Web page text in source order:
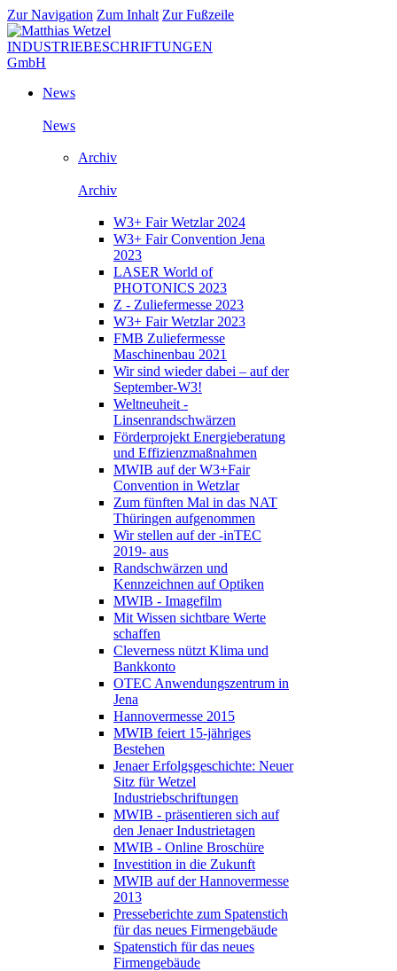
Zur Navigation Zum Inhalt Zur Fußzeile
News
News
Archiv
Archiv
W3+ Fair Wetzlar 2024
W3+ Fair Convention Jena
2023
LASER World of
PHOTONICS 2023
Z - Zuliefermesse 2023
W3+ Fair Wetzlar 2023
FMB Zuliefermesse
Maschinenbau 2021
Wir sind wieder dabei – auf der
September-W3!
Weltneuheit -
Linsenrandschwärzen
Förderprojekt Energieberatung
und Effizienzmaßnahmen
MWIB auf der W3+Fair
Convention in Wetzlar
Zum fünften Mal in das NAT
Thüringen aufgenommen
Wir stellen auf der -inTEC
2019- aus
Randschwärzen und
Kennzeichnen auf Optiken
MWIB - Imagefilm
Mit Wissen sichtbare Werte
schaffen
Cleverness nützt Klima und
Bankkonto
OTEC Anwendungszentrum in
Jena
Hannovermesse 2015
MWIB feiert 15-jähriges
Bestehen
Jenaer Erfolgsgeschichte: Neuer
Sitz für Wetzel
Industriebschriftungen
MWIB - präsentieren sich auf
den Jenaer Industrietagen
MWIB - Online Broschüre
Investition in die Zukunft
MWIB auf der Hannovermesse
2013
Presseberichte zum Spatenstich
für das neues Firmengebäude
Spatenstich für das neues
Firmengebäude